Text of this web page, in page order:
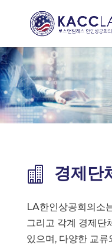
 경제단
LA한인상공회의소
그리고 각계 경제단
있으며, 다양한 교